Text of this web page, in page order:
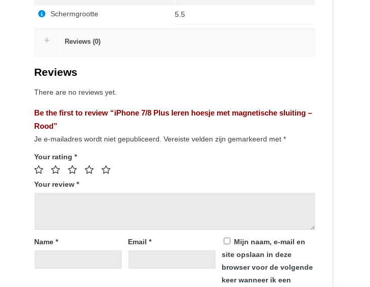
Schermgrootte 5.5
Reviews (0)
Reviews
There are no reviews yet.
Be the first to review “iPhone 7/8 Plus leren hoesje met magnetische sluiting –
Rood”
Je e-mailadres wordt niet gepubliceerd. Vereiste velden zijn gemarkeerd met *
Your rating *
Your review *
Name * Email *
Mijn naam, e-mail en
site opslaan in deze
browser voor de volgende
keer wanneer ik een